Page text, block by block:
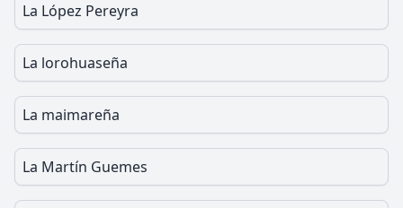
La López Pereyra
La lorohuaseña
La maimareña
La Martín Guemes